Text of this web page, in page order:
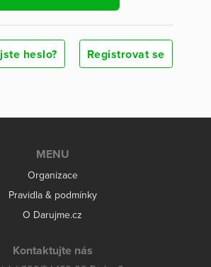
heslo? Registrovat se
MENU
Organizace
Pravidla & podmínky
O Darujme.cz
Kontaktujte nás